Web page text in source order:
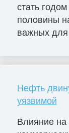
стать
половины
важных для
Нефть
уязвимой
Влияние